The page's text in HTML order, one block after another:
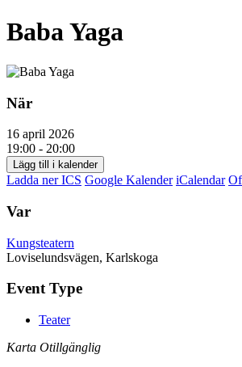
Baba Yaga
När
16 april 2026
19:00 - 20:00
Lägg till i kalender
Ladda ner ICS Google Kalender iCalendar
Var
Kungsteatern
Loviselundsvägen, Karlskoga
Event Type
Teater
Karta Otillgänglig